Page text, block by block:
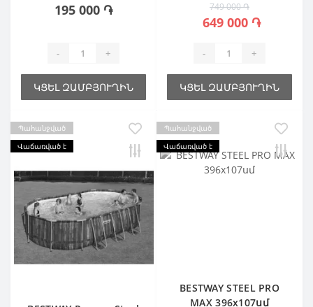
195 000 ֏
- +
ԿՑԵԼ ԶԱՄԲՅՈՒՂԻՆ
749 000 ֏
649 000 ֏
- +
ԿՑԵԼ ԶԱՄԲՅՈՒՂԻՆ
Պահանջված
Վաճառված է
Պահանջված
Վաճառված է
BESTWAY STEEL PRO
MAX 396х107սմ